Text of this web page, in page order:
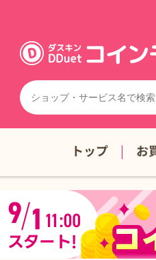
トップ お